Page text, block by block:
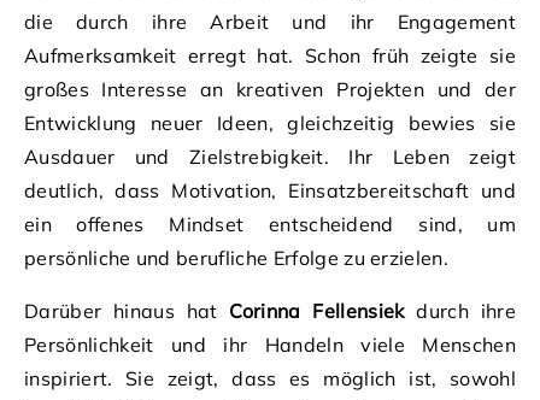
die durch ihre Arbeit und ihr Engagement
Aufmerksamkeit erregt hat. Schon früh zeigte sie
großes Interesse an kreativen Projekten und der
Entwicklung neuer Ideen, gleichzeitig bewies sie
Ausdauer und Zielstrebigkeit. Ihr Leben zeigt
deutlich, dass Motivation, Einsatzbereitschaft und
ein offenes Mindset entscheidend sind, um
persönliche und berufliche Erfolge zu erzielen.
Darüber hinaus hat Corinna Fellensiekdurch ihre
Persönlichkeit und ihr Handeln viele Menschen
inspiriert. Sie zeigt, dass es möglich ist, sowohl